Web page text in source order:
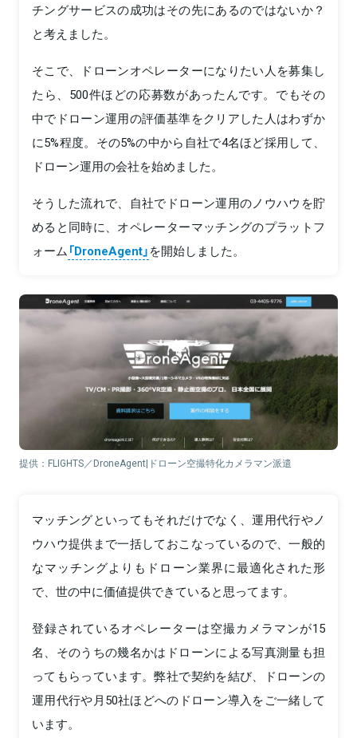
チングサービスの成功はその先にあるのではないか？
と考えました。
そこで、ドローンオペレーターになりたい人を募集し
たら、500件ほどの応募数があったんです。でもその
中でドローン運用の評価基準をクリアした人はわずか
に5%程度。その5%の中から自社で4名ほど採用して、
ドローン運用の会社を始めました。
そうした流れで、自社でドローン運用のノウハウを貯
めると同時に、オペレーターマッチングのプラットフ
ォーム「DroneAgent」を開始しました。
提供：FLIGHTS／DroneAgent|ドローン空撮特化カメラマン派遣
マッチングといってもそれだけでなく、運用代行やノ
ウハウ提供まで一括しておこなっているので、一般的
なマッチングよりもドローン業界に最適化された形
で、世の中に価値提供できていると思ってます。
登録されているオペレーターは空撮カメラマンが15
名、そのうちの幾名かはドローンによる写真測量も担
ってもらっています。弊社で契約を結び、ドローンの
運用代行や月50社ほどへのドローン導入をご一緒して
います。